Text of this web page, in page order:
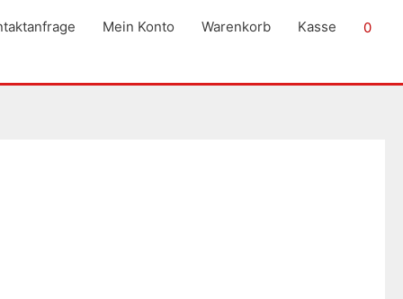
Mein Konto Warenkorb Kasse 0